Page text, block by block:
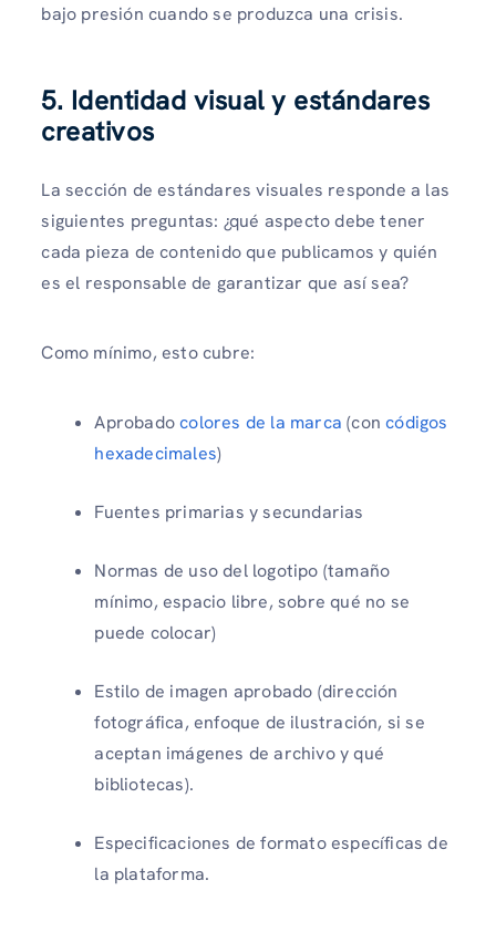
bajo presión cuando se produzca una crisis.
5. Identidad visual y estándares
creativos
La sección de estándares visuales responde a las
siguientes preguntas: ¿qué aspecto debe tener
cada pieza de contenido que publicamos y quién
es el responsable de garantizar que así sea?
Como mínimo, esto cubre:
Aprobadocolores de la marca (concódigos
hexadecimales)
Fuentes primarias y secundarias
Normas de uso del logotipo (tamaño
mínimo, espacio libre, sobre qué no se
puede colocar)
Estilo de imagen aprobado (dirección
fotográfica, enfoque de ilustración, si se
aceptan imágenes de archivo y qué
bibliotecas).
Especificaciones de formato específicas de
la plataforma.